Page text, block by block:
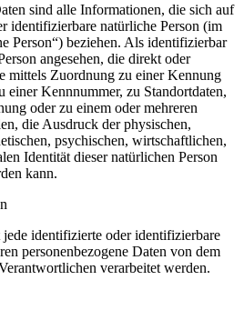
sind alle Informationen, die sich auf
identifizierbare natürliche Person (im
Person“) beziehen. Als identifizierbar
angesehen, die direkt oder
mittels Zuordnung zu einer Kennung
einer Kennnummer, zu Standortdaten,
oder zu einem oder mehreren
die Ausdruck der physischen,
psychischen, wirtschaftlichen,
Identität dieser natürlichen Person
kann.
identifizierte oder identifizierbare
personenbezogene Daten von dem
verarbeitet werden.